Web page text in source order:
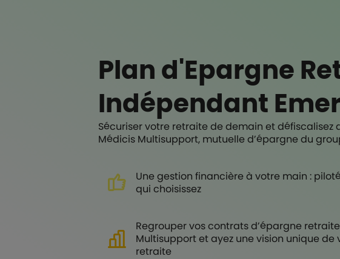
Plan d'Epargne
Indépendant
Sécuriser votre retraite de demain et défiscalisez
Médicis Multisupport, mutuelle d’épargne du
Une gestion financière à votre main :
qui choisissez
Regrouper vos contrats d’épargne retraite
Multisupport et ayez une vision unique
retraite